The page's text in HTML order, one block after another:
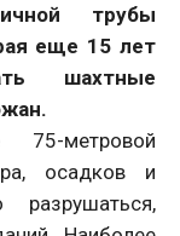
трубы
еще 15 лет
шахтные
75-метровой
осадков и
разрушаться,